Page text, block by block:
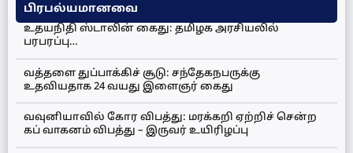
பிரபல்யமானவை
உதயநிதி ஸ்டாலின் கைது: தமிழக அரசியலில்
பரபரப்பு…
வத்தளை துப்பாக்கிச் சூடு: சந்தேகநபருக்கு
உதவியதாக 24 வயது இளைஞர் கைது
வவுனியாவில் கோர விபத்து: மரக்கறி ஏற்றிச் சென்ற
கப் வாகனம் விபத்து – இருவர் உயிரிழப்பு